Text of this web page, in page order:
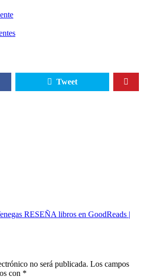
Tweet
RESEÑA libros en GoodReads |
no será publicada. Los campos
con *